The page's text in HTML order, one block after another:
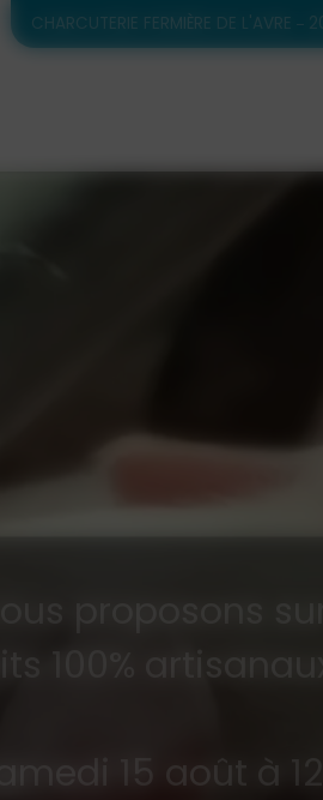
CHARCUTERIE FERMIÈRE DE L'AVRE
proposons
100%
15 août à